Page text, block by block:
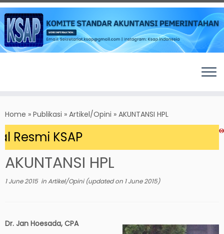
to
content
Home » Publikasi » Artikel/Opini » AKUNTANSI HPL
KSAP
AKUNTANSI HPL
1 June 2015inArtikel/Opini(updated on 1 June 2015)
Dr. Jan Hoesada, CPA